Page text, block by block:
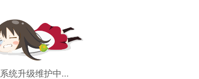
系统升级维护中...